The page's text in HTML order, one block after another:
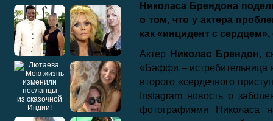
Николаса Брендона
о том, что у актера
как «инцидент с
Актер
Николас Брендон,
«Баффи – истребительница
второго «сердечного
Instagram новость о
фотографиями Николаса